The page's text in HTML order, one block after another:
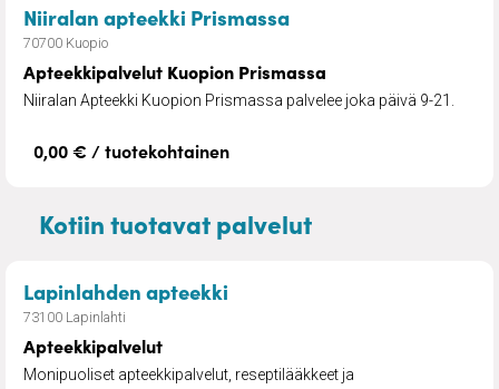
Niiralan apteekki Prismassa– Apteekkipalvelut
70700 Kuopio
Apteekkipalvelut Kuopion Prismassa
Niiralan Apteekki Kuopion Prismassa palvelee joka päivä 9-21.
0,00 € / tuotekohtainen
Kotiin tuotavat palvelut
Lapinlahden apteekki
73100 Lapinlahti
Apteekkipalvelut
Monipuoliset apteekkipalvelut, reseptilääkkeet ja